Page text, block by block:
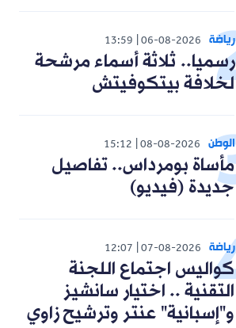
رياضة 06-08-2026
13:59
رسميا.. ثلاثة أسماء مرشحة
لخلافة بيتكوفيتش
الوطن 08-08-2026
15:12
مأساة بومرداس.. تفاصيل
جديدة (فيديو)
رياضة 07-08-2026
12:07
كواليس اجتماع اللجنة
التقنية .. اختيار سانشيز
و"إسبانية" عنتر وترشيح زاوي